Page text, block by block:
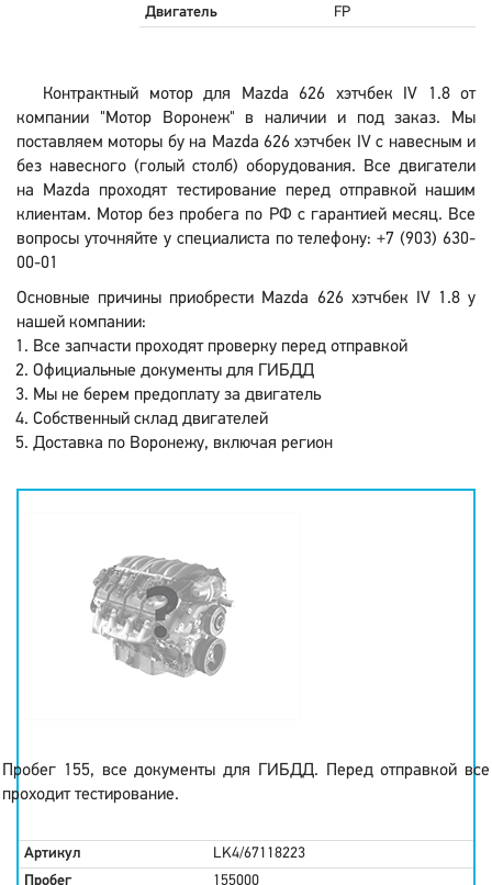
Двигатель
FP
Контрактный мотор для Mazda 626 хэтчбек IV 1.8 от
компании "Мотор Воронеж" в наличии и под заказ. Мы
поставляем моторы бу на Mazda 626 хэтчбек IV с навесным и
без навесного (голый столб) оборудования. Все двигатели
на Mazda проходят тестирование перед отправкой нашим
клиентам. Мотор без пробега по РФ с гарантией месяц. Все
вопросы уточняйте у специалиста по телефону: +7 (903) 630-
00-01
Основные причины приобрести Mazda 626 хэтчбек IV 1.8 у
нашей компании:
Все запчасти проходят проверку перед отправкой
Официальные документы для ГИБДД
Мы не берем предоплату за двигатель
Собственный склад двигателей
Доставка по Воронежу, включая регион
Пробег 155, все документы для ГИБДД. Перед отправкой все
проходит тестирование.
Артикул
LK4/67118223
Пробег
155000